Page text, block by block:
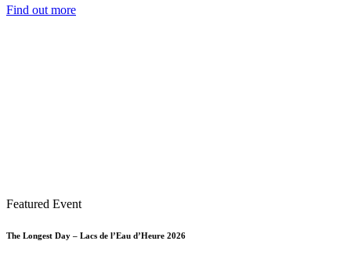
Find out more
Featured Event
The Longest Day – Lacs de l’Eau d’Heure 2026